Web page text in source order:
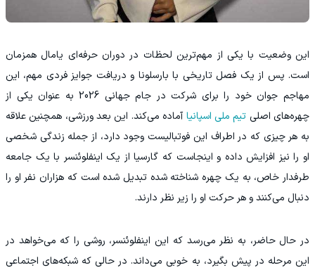
این وضعیت با یکی از مهم‌ترین لحظات در دوران حرفه‌ای یامال همزمان
است. پس از یک فصل تاریخی با بارسلونا و دریافت جوایز فردی مهم، این
مهاجم جوان خود را برای شرکت در جام جهانی 2026 به عنوان یکی از
چهره‌های اصلی تیم ملی اسپانیاآماده می‌کند. این بعد ورزشی، همچنین علاقه
به هر چیزی که در اطراف این فوتبالیست وجود دارد، از جمله زندگی شخصی
او را نیز افزایش داده و اینجاست که گارسیا از یک اینفلوئنسر با یک جامعه
طرفدار خاص، به یک چهره شناخته شده تبدیل شده است که هزاران نفر او را
دنبال می‌کنند و هر حرکت او را زیر نظر دارند.
در حال حاضر، به نظر می‌رسد که این اینفلوئنسر، روشی را که می‌خواهد در
این مرحله در پیش بگیرد، به خوبی می‌داند. در حالی که شبکه‌های اجتماعی